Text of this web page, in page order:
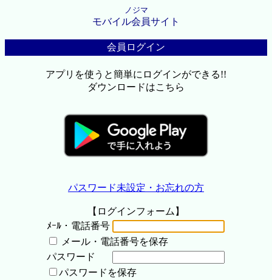
ノジマ
モバイル会員サイト
会員ログイン
アプリを使うと簡単にログインができる!!
ダウンロードはこちら
パスワード未設定・お忘れの方
【ログインフォーム】
ﾒｰﾙ・電話番号
メール・電話番号を保存
パスワード
パスワードを保存